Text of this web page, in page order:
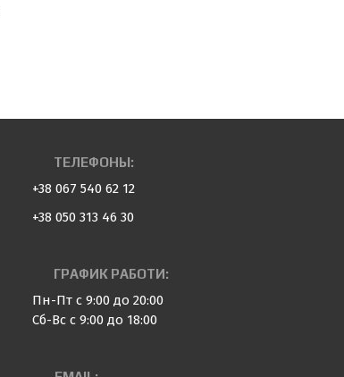
ТЕЛЕФОНЫ:
+38 067 540 62 12
+38 050 313 46 30
ГРАФИК РАБОТИ:
Пн-Пт с 9:00 до 20:00
Сб-Вс с 9:00 до 18:00